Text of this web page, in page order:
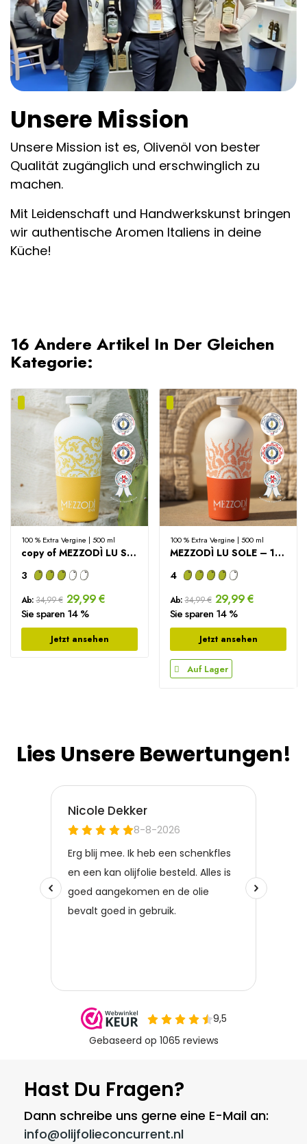
Unsere Mission
Unsere Mission ist es, Olivenöl von bester
Qualität zugänglich und erschwinglich zu
machen.
Mit Leidenschaft und Handwerkskunst bringen
wir authentische Aromen Italiens in deine
Küche!
16 Andere Artikel In Der Gleichen
Kategorie:
100 % Extra Vergine | 500 ml
copy of MEZZODÌ LU SOLE – 100% Italiaanse Extra...
3
Ab: 34,99 € 29,99 €
Sie sparen 14 %
Jetzt ansehen
100 % Extra Vergine | 500 ml
MEZZODÌ LU SOLE – 100% Italiaanse Extra Vierge...
4
Ab: 34,99 € 29,99 €
Sie sparen 14 %
Jetzt ansehen
Auf Lager
Lies Unsere Bewertungen!
Hast Du Fragen?
Dann schreibe uns gerne eine E-Mail an:
info@olijfolieconcurrent.nl